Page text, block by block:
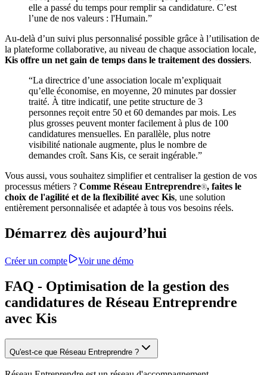
elle a passé du temps pour remplir sa candidature. C’est
l’une de nos valeurs : l'Humain.”
Au-delà d’un suivi plus personnalisé possible grâce à l’utilisation de
la plateforme collaborative, au niveau de chaque association locale,
Kis offre un net gain de temps dans le traitement des dossiers.
“La directrice d’une association locale m’expliquait
qu’elle économise, en moyenne, 20 minutes par dossier
traité. À titre indicatif, une petite structure de 3
personnes reçoit entre 50 et 60 demandes par mois. Les
plus grosses peuvent monter facilement à plus de 100
candidatures mensuelles. En parallèle, plus notre
visibilité nationale augmente, plus le nombre de
demandes croît. Sans Kis, ce serait ingérable.”
Vous aussi, vous souhaitez simplifier et centraliser la gestion de vos
processus métiers ? Comme Réseau Entreprendre®, faites le
choix de l'agilité et de la flexibilité avec Kis, une solution
entièrement personnalisée et adaptée à tous vos besoins réels.
Démarrez dès aujourd’hui
Créer un compte Voir une démo
FAQ - Optimisation de la gestion des
candidatures de Réseau Entreprendre
avec Kis
Qu'est-ce que Réseau Entreprendre ?